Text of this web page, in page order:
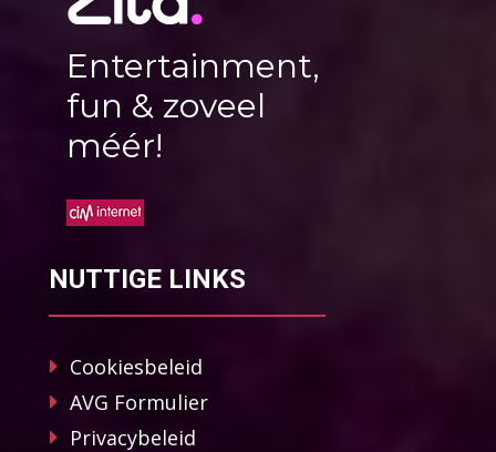
Entertainment,
fun & zoveel
méér!
NUTTIGE LINKS
Cookiesbeleid
AVG Formulier
Privacybeleid